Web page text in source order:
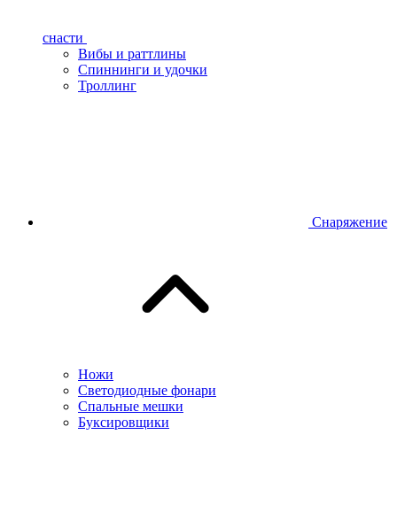
снасти
Вибы и раттлины
Спиннинги и удочки
Троллинг
Снаряжение
Ножи
Светодиодные фонари
Спальные мешки
Буксировщики